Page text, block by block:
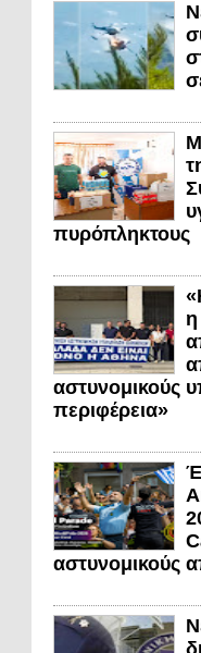
πυρόπληκτους
αστυνομικούς
περιφέρεια»
αστυνομικούς